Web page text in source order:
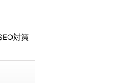
対策